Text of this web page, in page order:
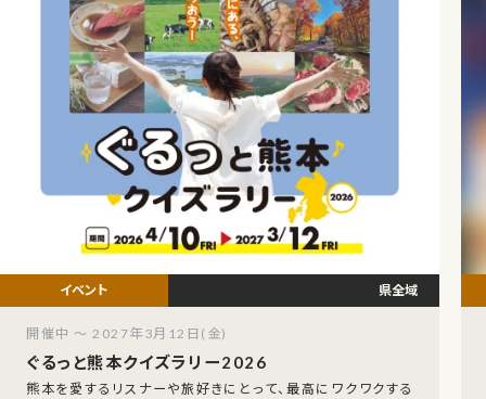
ぐるっと熊本クイズラリー2026
熊本を愛するリスナーや旅好きにとって、最高にワクワクする
県全域
開催中 ～ 2027年3月12日(金)